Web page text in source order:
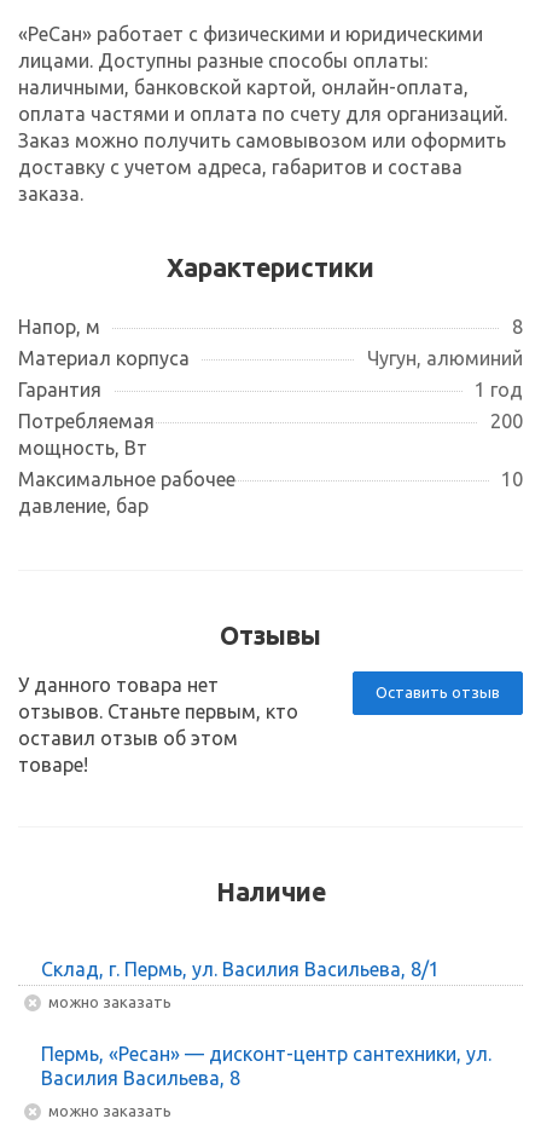
«РеСан» работает с физическими и юридическими
лицами. Доступны разные способы оплаты:
наличными, банковской картой, онлайн-оплата,
оплата частями и оплата по счету для организаций.
Заказ можно получить самовывозом или оформить
доставку с учетом адреса, габаритов и состава
заказа.
Характеристики
Напор, м
8
Материал корпуса
Чугун, алюминий
Гарантия
1 год
Потребляемая
мощность, Вт
200
Максимальное рабочее
давление, бар
10
Отзывы
Оставить отзыв
У данного товара нет
отзывов. Станьте первым, кто
оставил отзыв об этом
товаре!
Наличие
Склад, г. Пермь, ул. Василия Васильева, 8/1
Можно заказать
Пермь, «Ресан» — дисконт-центр сантехники, ул.
Василия Васильева, 8
Можно заказать